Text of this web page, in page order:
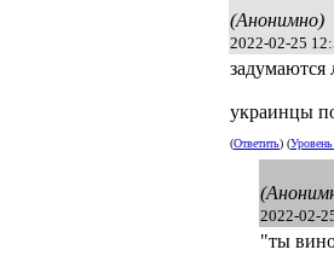
(Анонимно)
2022-02-25
задумаются
украинцы
(Ответить) (
2022-02-
"ты